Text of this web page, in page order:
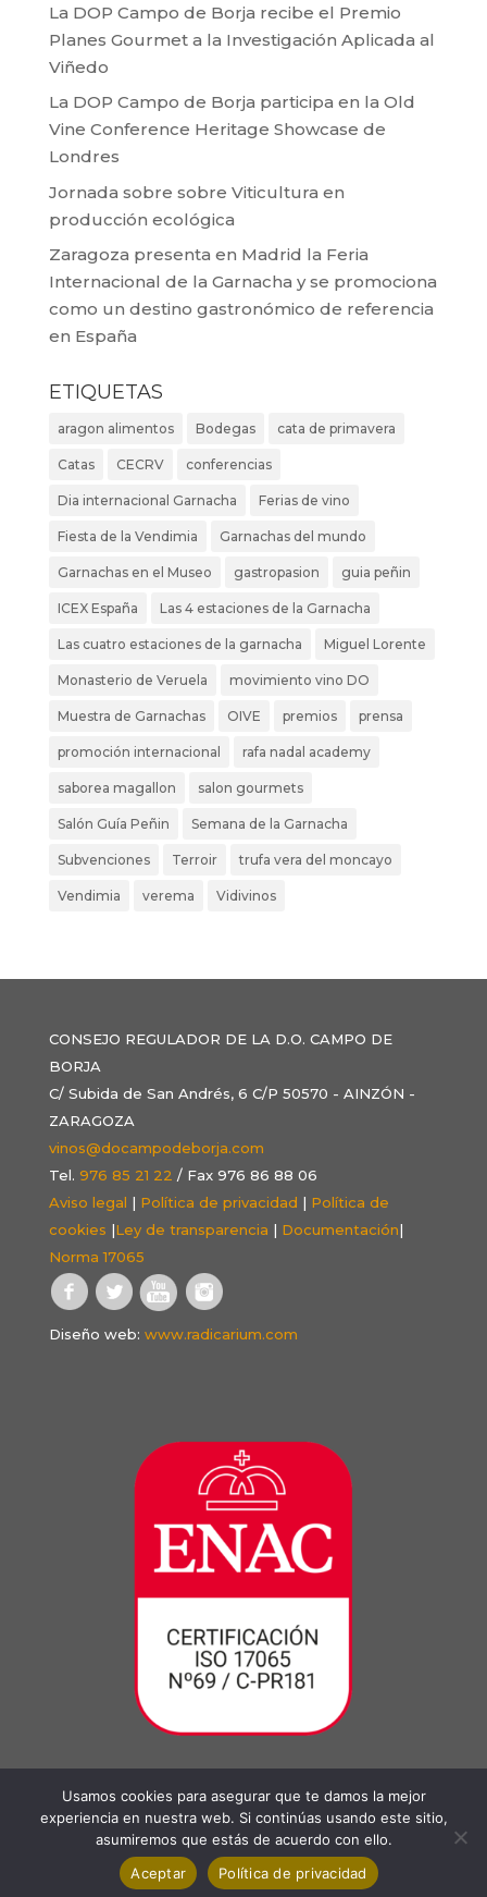
La DOP Campo de Borja recibe el Premio
Planes Gourmet a la Investigación Aplicada al
Viñedo
La DOP Campo de Borja participa en la Old
Vine Conference Heritage Showcase de
Londres
Jornada sobre sobre Viticultura en
producción ecológica
Zaragoza presenta en Madrid la Feria
Internacional de la Garnacha y se promociona
como un destino gastronómico de referencia
en España
ETIQUETAS
aragon alimentos Bodegas cata de primavera
Catas CECRV conferencias
Dia internacional Garnacha Ferias de vino
Fiesta de la Vendimia Garnachas del mundo
Garnachas en el Museo gastropasion guia peñin
ICEX España Las 4 estaciones de la Garnacha
Las cuatro estaciones de la garnacha Miguel Lorente
Monasterio de Veruela movimiento vino DO
Muestra de Garnachas OIVE premios prensa
promoción internacional rafa nadal academy
saborea magallon salon gourmets
Salón Guía Peñin Semana de la Garnacha
Subvenciones Terroir trufa vera del moncayo
Vendimia verema Vidivinos
CONSEJO REGULADOR DE LA D.O. CAMPO DE
BORJA
C/ Subida de San Andrés, 6 C/P 50570 - AINZÓN -
ZARAGOZA
vinos@docampodeborja.com
Tel. 976 85 21 22 / Fax 976 86 88 06
Aviso legal | Política de privacidad | Política de
cookies |Ley de transparencia | Documentación|
Norma 17065
Diseño web: www.radicarium.com
Usamos cookies para asegurar que te damos la mejor
experiencia en nuestra web. Si continúas usando este sitio,
asumiremos que estás de acuerdo con ello.
Aceptar
Política de privacidad